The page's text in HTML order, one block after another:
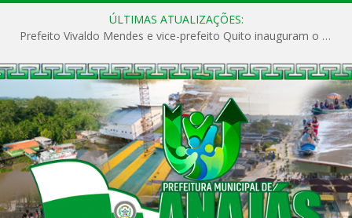
ÚLTIMAS ATUALIZAÇÕES:
Prefeito Vivaldo Mendes e vice-prefeito Quito inauguram o CAPS e fortalecem a saúde pública em Anajás.